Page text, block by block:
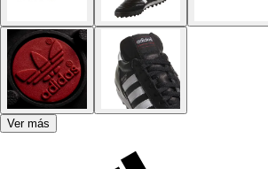
Ver más